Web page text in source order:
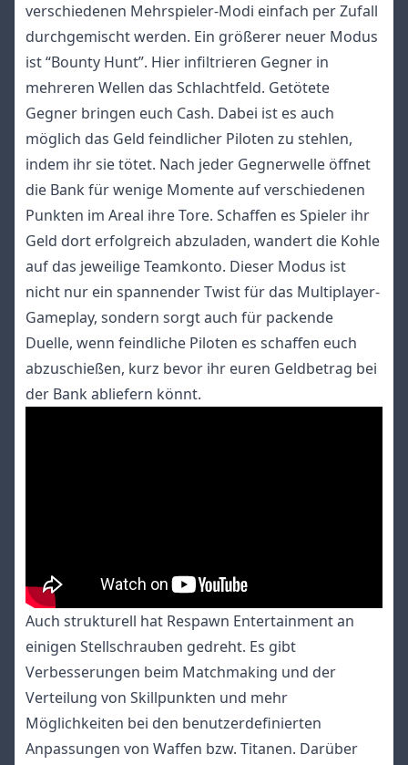
verschiedenen Mehrspieler-Modi einfach per Zufall
durchgemischt werden. Ein größerer neuer Modus
ist “Bounty Hunt”. Hier infiltrieren Gegner in
mehreren Wellen das Schlachtfeld. Getötete
Gegner bringen euch Cash. Dabei ist es auch
möglich das Geld feindlicher Piloten zu stehlen,
indem ihr sie tötet. Nach jeder Gegnerwelle öffnet
die Bank für wenige Momente auf verschiedenen
Punkten im Areal ihre Tore. Schaffen es Spieler ihr
Geld dort erfolgreich abzuladen, wandert die Kohle
auf das jeweilige Teamkonto. Dieser Modus ist
nicht nur ein spannender Twist für das Multiplayer-
Gameplay, sondern sorgt auch für packende
Duelle, wenn feindliche Piloten es schaffen euch
abzuschießen, kurz bevor ihr euren Geldbetrag bei
der Bank abliefern könnt.
Auch strukturell hat Respawn Entertainment an
einigen Stellschrauben gedreht. Es gibt
Verbesserungen beim Matchmaking und der
Verteilung von Skillpunkten und mehr
Möglichkeiten bei den benutzerdefinierten
Anpassungen von Waffen bzw. Titanen. Darüber